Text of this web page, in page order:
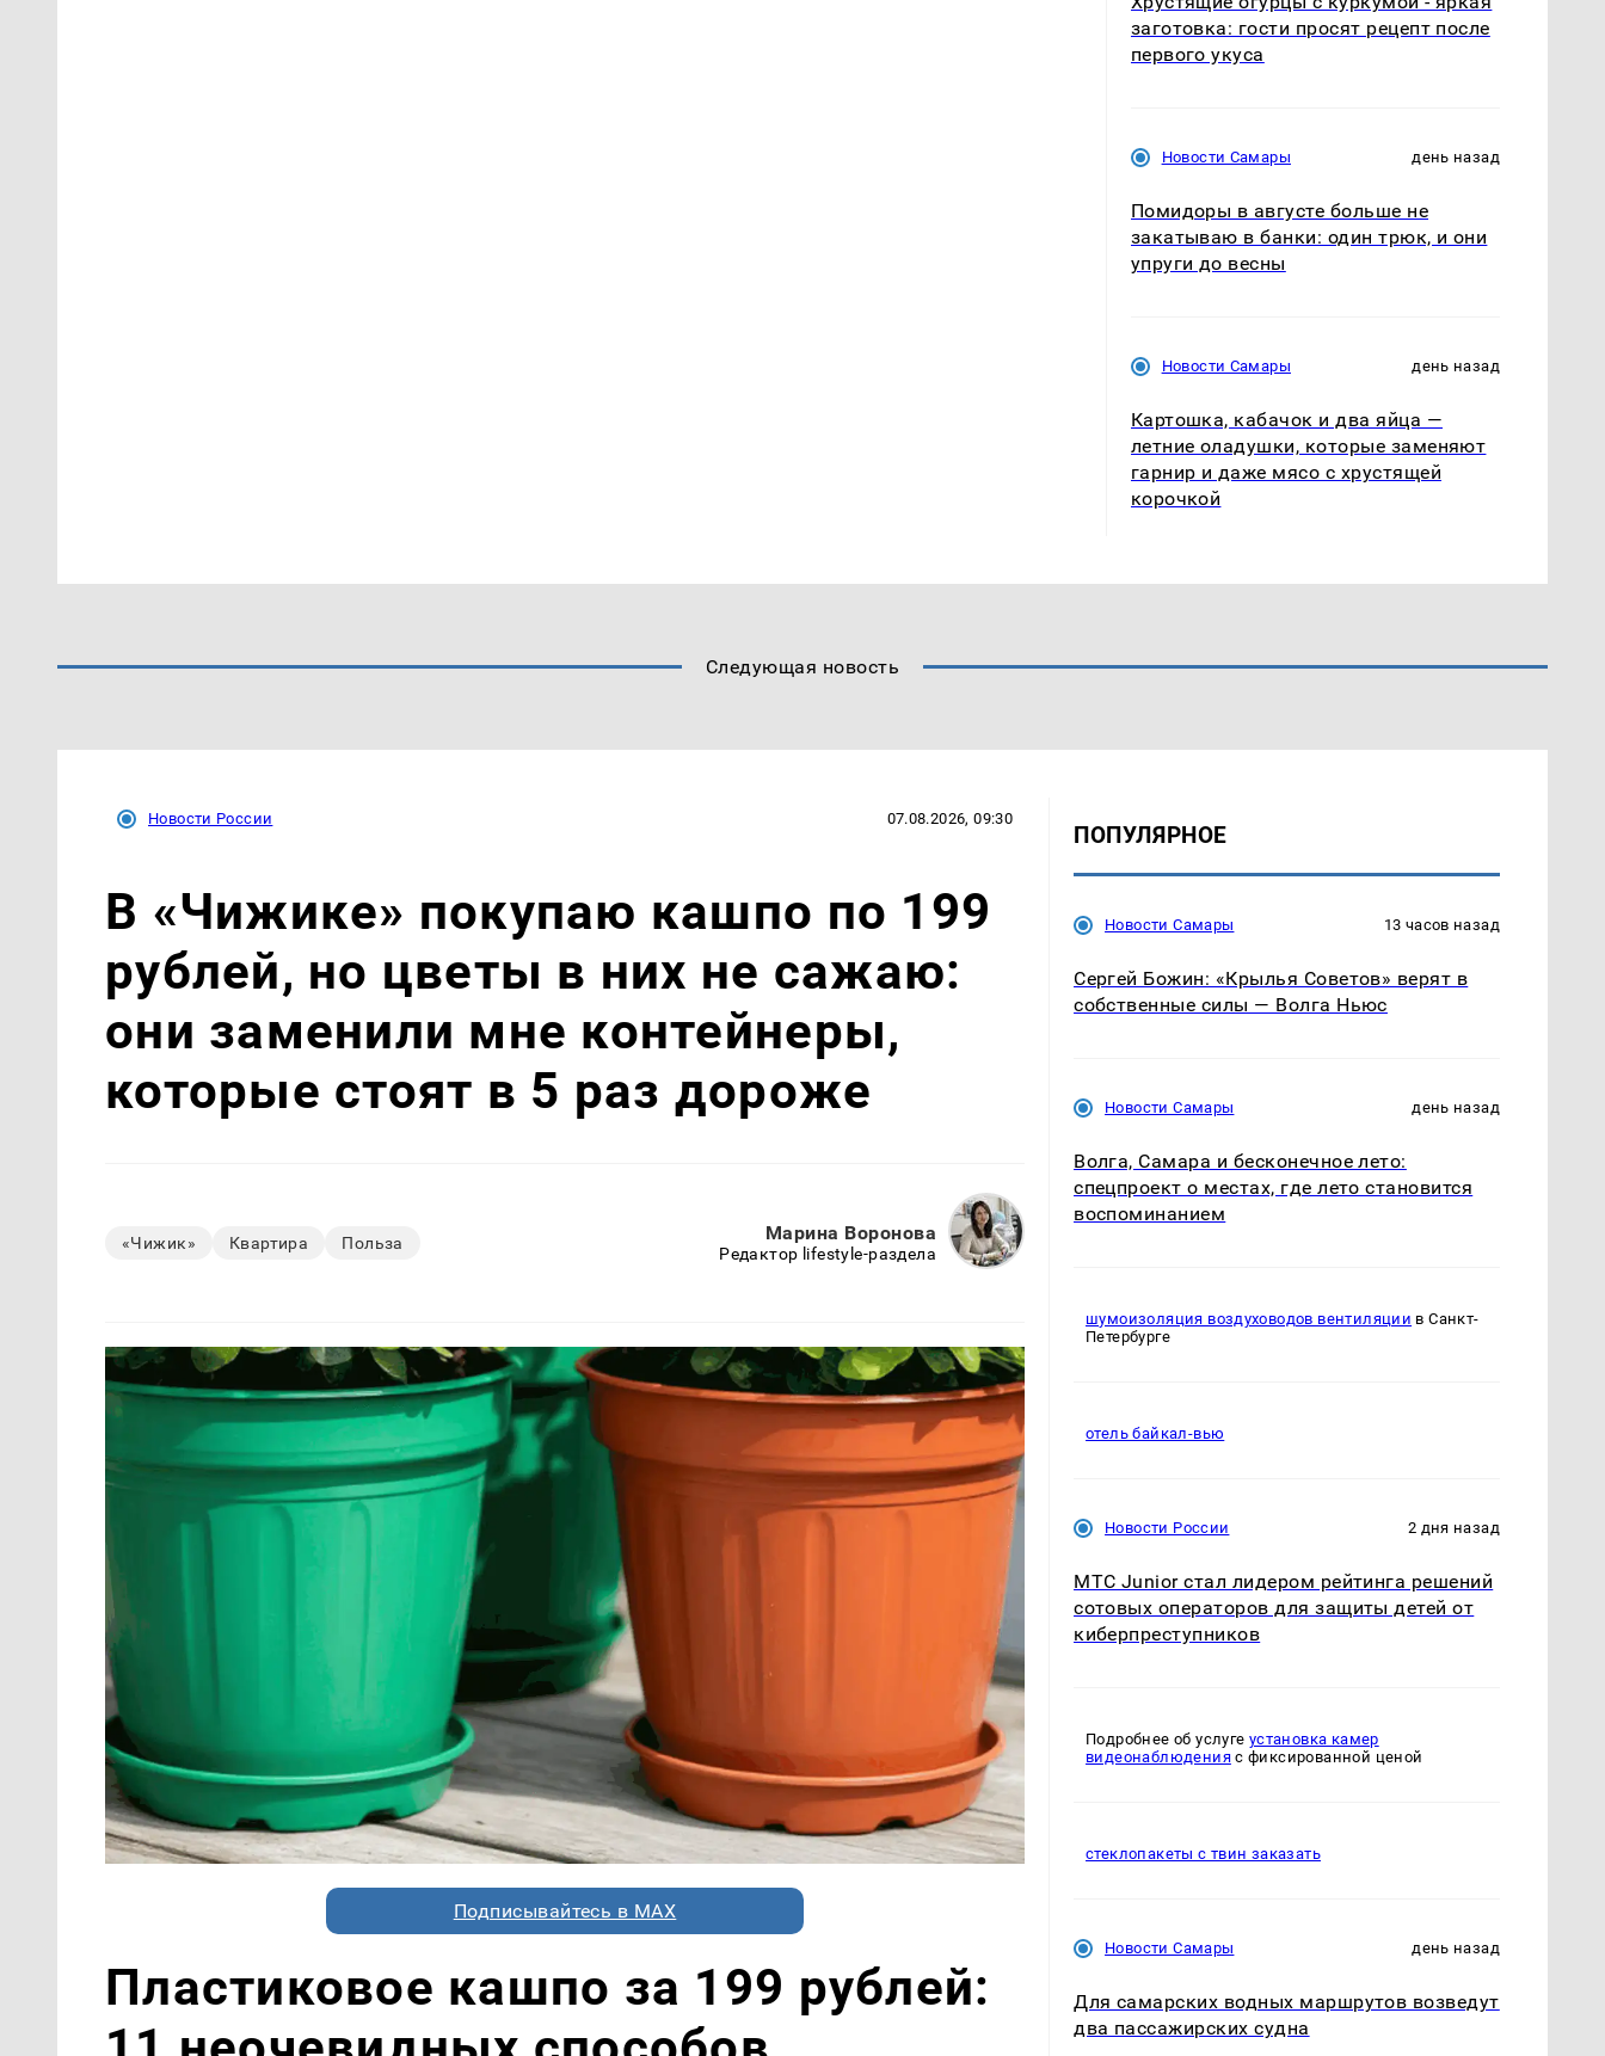
заготовка: гости просят рецепт после
первого укуса
Новости Самары день назад
Помидоры в августе больше не
закатываю в банки: один трюк, и они
упруги до весны
Новости Самары день назад
Картошка, кабачок и два яйца —
летние оладушки, которые заменяют
гарнир и даже мясо с хрустящей
корочкой
Следующая новость
Новости России 07.08.2026, 09:30
В «Чижике» покупаю кашпо по 199
рублей, но цветы в них не сажаю:
они заменили мне контейнеры,
которые стоят в 5 раз дороже
«Чижик» Квартира Польза Марина Воронова
Редактор lifestyle-раздела
Подписывайтесь в MAX
Пластиковое кашпо за 199 рублей:
ПОПУЛЯРНОЕ
Новости Самары 13 часов назад
Сергей Божин: «Крылья Советов» верят в
собственные силы — Волга Ньюс
Новости Самары день назад
Волга, Самара и бесконечное лето:
спецпроект о местах, где лето становится
воспоминанием
шумоизоляция воздуховодов вентиляции в Санкт-
Петербурге
отель байкал-вью
Новости России 2 дня назад
МТС Junior стал лидером рейтинга решений
сотовых операторов для защиты детей от
киберпреступников
Подробнее об услуге установка камер
видеонаблюденияс фиксированной ценой
стеклопакеты с твин заказать
Новости Самары день назад
Для самарских водных маршрутов возведут
два пассажирских судна